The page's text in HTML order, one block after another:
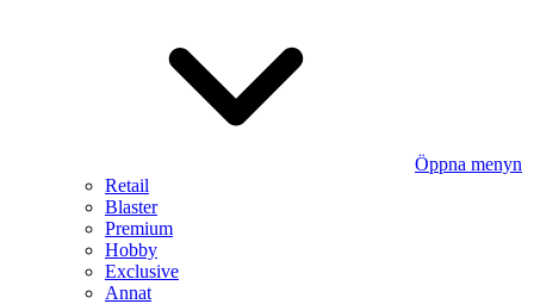
Öppna menyn
Retail
Blaster
Premium
Hobby
Exclusive
Annat